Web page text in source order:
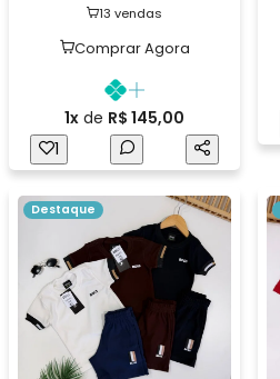
13 vendas
Comprar Agora
1x de R$ 145,00
1
Destaque